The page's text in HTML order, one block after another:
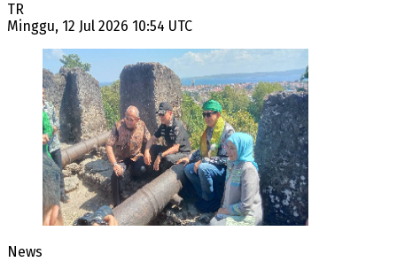
TR
Minggu, 12 Jul 2026 10:54 UTC
News